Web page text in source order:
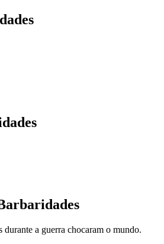
durante a guerra chocaram o mundo.